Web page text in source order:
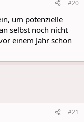
#20
um potenzielle
selbst noch nicht
einem Jahr schon
#21